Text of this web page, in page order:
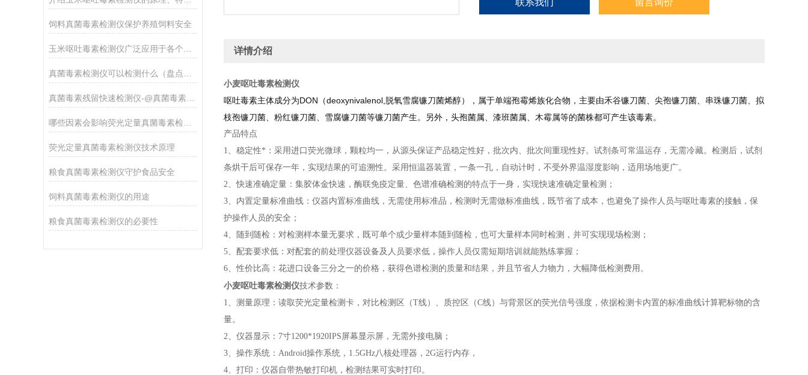
饲料真菌毒素检测仪保护养殖饲料安全
真菌毒素残留快速检测仪-@真菌毒素残留快速检测仪
荧光定量真菌毒素检测仪技术原理
粮食真菌毒素检测仪守护食品安全
饲料真菌毒素检测仪的用途
粮食真菌毒素检测仪的必要性
联系我们 留言询价
详情介绍
小麦呕吐毒素检测仪
呕吐毒素主体成分为DON（deoxynivalenol,脱氧雪腐镰刀菌烯醇），属于单端孢霉烯族化合物，主要由禾谷镰刀菌、尖孢镰刀菌、串珠镰刀菌、拟
枝孢镰刀菌、粉红镰刀菌、雪腐镰刀菌等镰刀菌产生。另外，头孢菌属、漆班菌属、木霉属等的菌株都可产生该毒素。
产品特点
1、稳定性*：采用进口荧光微球，颗粒均一，从源头保证产品稳定性好，批次内、批次间重现性好。试剂条可常温运存，无需冷藏。检测后，试剂
条烘干后可保存一年，实现结果的可追溯性。采用恒温器装置，一条一孔，自动计时，不受外界温湿度影响，适用场地更广。
2、快速准确定量：集胶体金快速，酶联免疫定量、色谱准确检测的特点于一身，实现快速准确定量检测；
3、内置定量标准曲线：仪器内置标准曲线，无需使用标准品，检测时无需做标准曲线，既节省了成本，也避免了操作人员与呕吐毒素的接触，保
护操作人员的安全；
4、随到随检：对检测样本量无要求，既可单个或少量样本随到随检，也可大量样本同时检测，并可实现现场检测；
5、配套要求低：对配套的前处理仪器设备及人员要求低，操作人员仅需短期培训就能熟练掌握；
6、性价比高：花进口设备三分之一的价格，获得色谱检测的质量和结果，并且节省人力物力，大幅降低检测费用。
小麦呕吐毒素检测仪技术参数：
1、测量原理：读取荧光定量检测卡，对比检测区（T线）、质控区（C线）与背景区的荧光信号强度，依据检测卡内置的标准曲线计算靶标物的含
量。
2、仪器显示：7寸1200*1920IPS屏幕显示屏，无需外接电脑；
3、操作系统：Android操作系统，1.5GHz八核处理器，2G运行内存，
4、打印：仪器自带热敏打印机，检测结果可实时打印。